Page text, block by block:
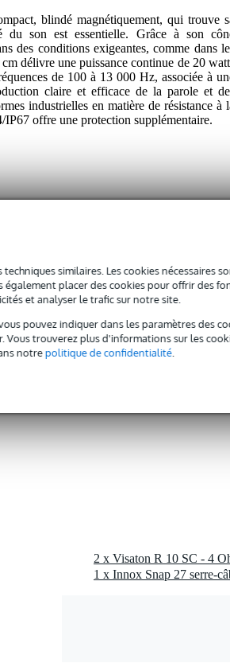
similaires. Les cookies nécessaires
placer des cookies pour offrir des
et analyser le trafic sur notre site.
pouvez indiquer dans les paramètres des
Vous trouverez plus d'informations sur les
notrepolitique de confidentialité.
blindé magnétiquement, qui trouve
du son est essentielle. Grâce à son
des conditions exigeantes, comme dans
délivre une puissance continue de 20
de 100 à 13 000 Hz, associée à
claire et efficace de la parole et
industrielles en matière de résistance à
offre une protection supplémentaire.
2 x Visaton R 10 SC - 4
1 x Innox Snap 27 serre-